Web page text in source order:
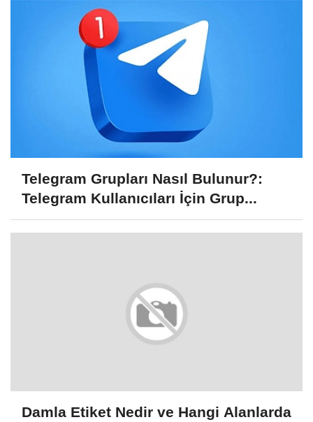
Telegram Grupları Nasıl Bulunur?:
Telegram Kullanıcıları İçin Grup...
Damla Etiket Nedir ve Hangi Alanlarda